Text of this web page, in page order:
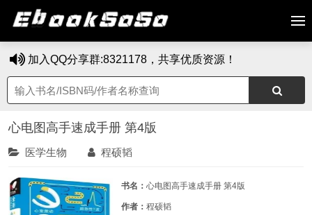
加入QQ分享群:8321178，共享优质资源！
心电图高手速成手册 第4版
医学生物 程硕韬
书名： 心电图高手速成手册 第4版
作者： 程硕韬